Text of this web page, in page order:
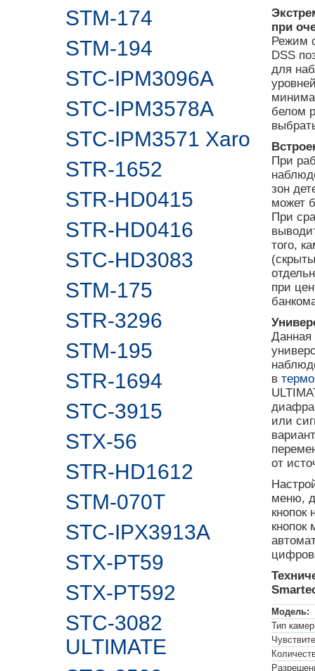
STM-174
STM-194
STC-IPM3096A
STC-IPM3578A
STC-IPM3571 Xaro
STR-1652
STR-HD0415
STR-HD0416
STC-HD3083
STM-175
STR-3296
STM-195
STR-1694
STC-3915
STX-56
STR-HD1612
STM-070T
STC-IPX3913A
STX-PT59
STX-PT592
STC-3082
ULTIMATE
при
Режим
DSS
для
белом
При
зон
может
При
того,
при
Данная
в
или
от
меню,
кнопок
Модель:
Тип